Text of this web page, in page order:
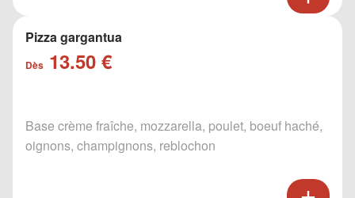
Pizza gargantua
Dès 13.50 €
Base crème fraîche, mozzarella, poulet, boeuf haché,
oignons, champignons, reblochon